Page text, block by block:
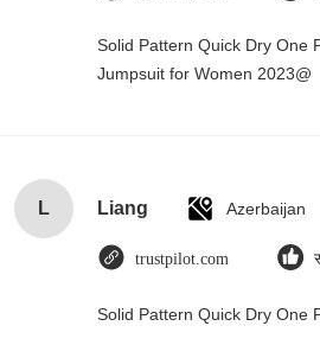
Solid Pattern Quick Dry One
Jumpsuit for Women 2023@
L Liang Azerbaijan
trustpilot.com
Solid Pattern Quick Dry One